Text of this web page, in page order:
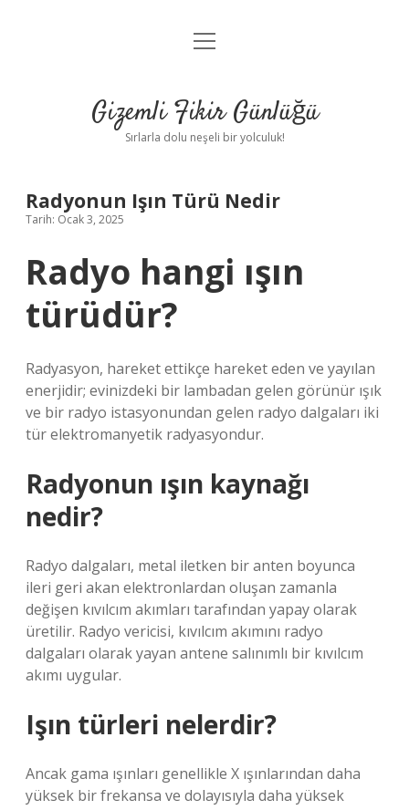
Anasayfa
Yasal Uyarı
menüyü
Gizemli Fikir Günlüğü
Sırlarla dolu neşeli bir yolculuk!
Radyonun Işın Türü Nedir
Tarih: Ocak 3, 2025
Radyo hangi ışın
türüdür?
Radyasyon, hareket ettikçe hareket eden ve yayılan
enerjidir; evinizdeki bir lambadan gelen görünür ışık
ve bir radyo istasyonundan gelen radyo dalgaları iki
tür elektromanyetik radyasyondur.
Radyonun ışın kaynağı
nedir?
Radyo dalgaları, metal iletken bir anten boyunca
ileri geri akan elektronlardan oluşan zamanla
değişen kıvılcım akımları tarafından yapay olarak
üretilir. Radyo vericisi, kıvılcım akımını radyo
dalgaları olarak yayan antene salınımlı bir kıvılcım
akımı uygular.
Işın türleri nelerdir?
Ancak gama ışınları genellikle X ışınlarından daha
yüksek bir frekansa ve dolayısıyla daha yüksek